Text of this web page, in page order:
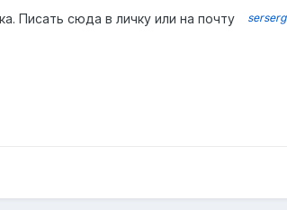
Писать сюда в личку или на почту